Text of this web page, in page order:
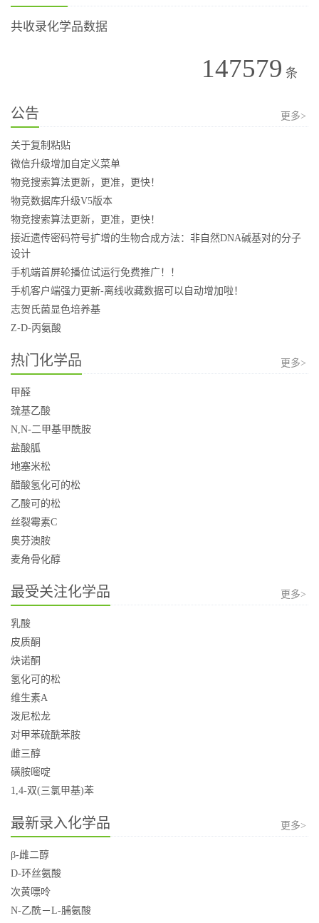
共收录化学品数据
147579 条
公告 更多>
关于复制粘贴
微信升级增加自定义菜单
物竞搜索算法更新，更准，更快！
物竞数据库升级V5版本
物竞搜索算法更新，更准，更快！
接近遗传密码符号扩增的生物合成方法：非自然DNA碱基对的分子
设计
手机端首屏轮播位试运行免费推广！！
手机客户端强力更新-离线收藏数据可以自动增加啦！
志贺氏菌显色培养基
Z-D-丙氨酸
热门化学品 更多>
甲醛
巯基乙酸
N,N-二甲基甲酰胺
盐酸胍
地塞米松
醋酸氢化可的松
乙酸可的松
丝裂霉素C
奥芬澳胺
麦角骨化醇
最受关注化学品 更多>
乳酸
皮质酮
炔诺酮
氢化可的松
维生素A
泼尼松龙
对甲苯硫酰苯胺
雌三醇
磺胺嘧啶
1,4-双(三氯甲基)苯
最新录入化学品 更多>
β-雌二醇
D-环丝氨酸
次黄嘌呤
N-乙酰－L-脯氨酸